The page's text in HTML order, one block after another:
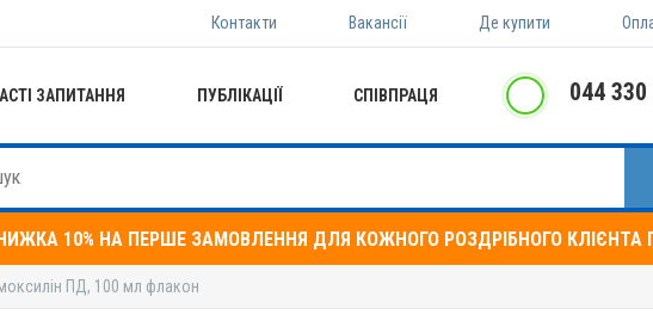
Контакти Вакансії Де купити
ЗАПИТАННЯ ПУБЛІКАЦІЇ СПІВПРАЦЯ 044
10% НА ПЕРШЕ ЗАМОВЛЕННЯ ДЛЯ КОЖНОГО РОЗДРІБНОГО КЛІЄНТА
ПД, 100 мл флакон